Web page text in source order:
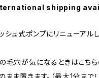
shipping
シュ式ポンプにリニューアルし
毛穴が気になるときはこちら